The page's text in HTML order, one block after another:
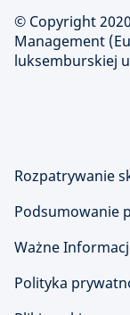
© Copyright
Management
luksemburskiej
Rozpatrywanie
Podsumowanie
Ważne
Polityka